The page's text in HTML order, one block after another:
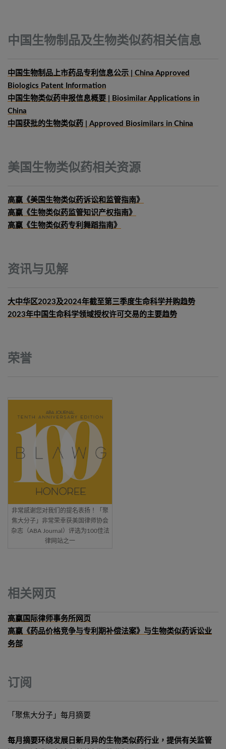
中国生物制品及生物类似药相关信息
中国生物制品上市药品专利信息公示 | China Approved
Biologics Patent Information
中国生物类似药申报信息概要 | Biosimilar Applications in
China
中国获批的生物类似药 | Approved Biosimilars in China
美国生物类似药相关资源
高赢《美国生物类似药诉讼和监管指南》
高赢《生物类似药监管知识产权指南》
高赢《生物类似药专利舞蹈指南》
资讯与见解
大中华区2023及2024年截至第三季度生命科学并购趋势
2023年中国生命科学领域授权许可交易的主要趋势
荣誉
非常感谢您对我们的提名表扬！「聚
焦大分子」非常荣幸获美国律师协会
杂志（ABA Journal）评选为100佳法
律网站之一
相关网页
高赢国际律师事务所网页
高赢《药品价格竞争与专利期补偿法案》与生物类似药诉讼业
务部
订阅
「聚焦大分子」每月摘要
每月摘要环绕发展日新月异的生物类似药行业，提供有关监管